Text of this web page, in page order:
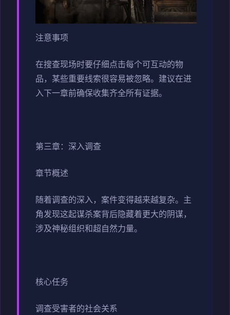
注意事项
在搜查现场时要仔细点击每个可互动的物
品，某些重要线索很容易被忽略。建议在进
入下一章前确保收集齐全所有证据。
第三章：深入调查
章节概述
随着调查的深入，案件变得越来越复杂。主
角发现这起谋杀案背后隐藏着更大的阴谋，
涉及神秘组织和超自然力量。
核心任务
调查受害者的社会关系